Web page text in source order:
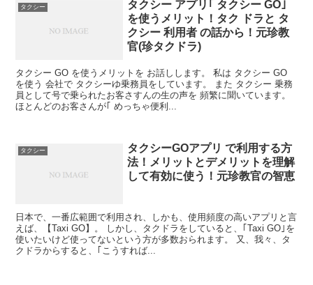
タクシー
タクシー アプリ｢ タクシー GO｣
を使うメリット！タク ドラと タ
クシー 利用者 の話から！元珍教
官(珍タクドラ)
タクシー GO を使うメリットを お話しします。 私は タクシー GO
を使う 会社で タクシーゆ乗務員をしています。 また タクシー 乗務
員として号で乗られたお客さすんの生の声を 頻繁に聞いています。
ほとんどのお客さんが｢ めっちゃ便利...
タクシー
タクシーGOアプリ で利用する方
法！メリットとデメリットを理解
して有効に使う！元珍教官の智恵
日本で、一番広範囲で利用され、しかも、使用頻度の高いアプリと言
えば、【Taxi GO】。 しかし、タクドラをしていると、｢Taxi GO｣を
使いたいけど使ってないという方が多数おられます。 又、我々、タ
クドラからすると、｢こうすれば...